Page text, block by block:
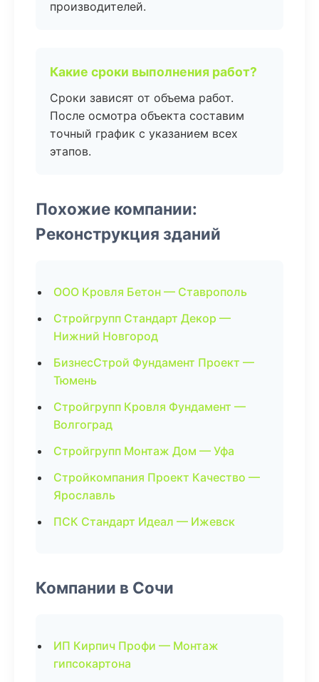
производителей.
Какие сроки выполнения работ?
Сроки зависят от объема работ.
После осмотра объекта составим
точный график с указанием всех
этапов.
Похожие компании:
Реконструкция зданий
ООО Кровля Бетон — Ставрополь
Стройгрупп Стандарт Декор —
Нижний Новгород
БизнесСтрой Фундамент Проект —
Тюмень
Стройгрупп Кровля Фундамент —
Волгоград
Стройгрупп Монтаж Дом — Уфа
Стройкомпания Проект Качество —
Ярославль
ПСК Стандарт Идеал — Ижевск
Компании в Сочи
ИП Кирпич Профи — Монтаж
гипсокартона